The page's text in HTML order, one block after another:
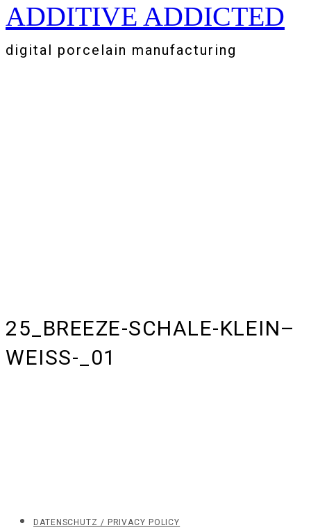
Zum
Inhalt
springen
ADDITIVE ADDICTED
digital porcelain manufacturing
25_BREEZE-SCHALE-KLEIN–
WEISS-_01
DATENSCHUTZ / PRIVACY POLICY